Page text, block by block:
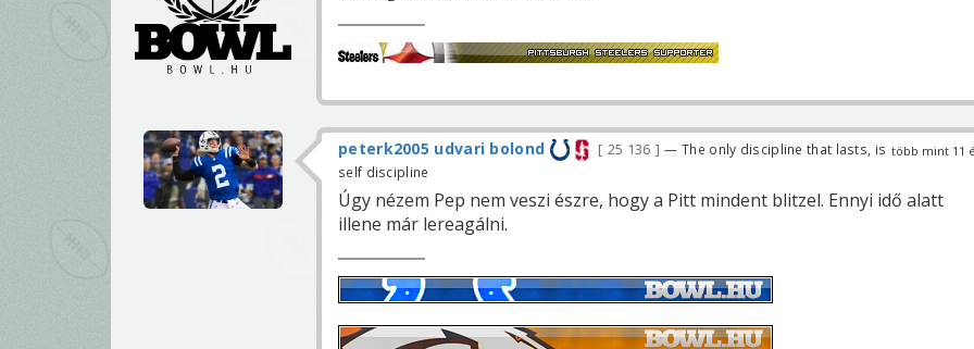
több mint 11
peterk2005 udvari bolond 25 136
— The only discipline that lasts, is
self discipline
Úgy nézem Pep nem veszi észre, hogy a Pitt mindent blitzel. Ennyi idő alatt
illene már lereagálni.